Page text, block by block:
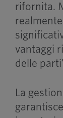
rifornita.
vantaggi
delle
La